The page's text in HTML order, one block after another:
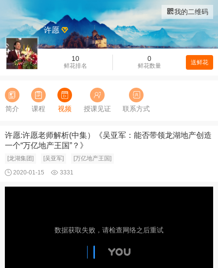
我的二维码
10
鲜花排名
0
鲜花数量 送鲜花
许愿
简介 课程 视频 授课见证 联系方式
许愿:许愿老师解析(中集）《吴亚军：能否带领龙湖地产创造
一个“万亿地产王国”？》
[龙湖集团] [吴亚军] [万亿地产王国]
2020-01-15 3331
数据获取失败，请检查网络之后重试